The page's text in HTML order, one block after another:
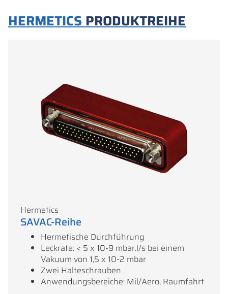
HERMETICS PRODUKTREIHE
Hermetics
SAVAC-Reihe
Hermetische Durchführung
Leckrate: < 5 x 10-9 mbar.l/s bei einem
Vakuum von 1,5 x 10-2 mbar
Zwei Halteschrauben
Anwendungsbereiche: Mil/Aero, Raumfahrt